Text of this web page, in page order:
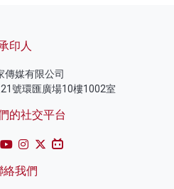
印人
傳媒有限公司
號環匯廣場10樓1002室
的社交平台
絡我們